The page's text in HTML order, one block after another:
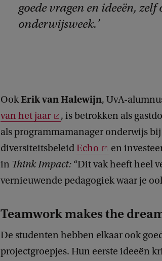
goede vragen en ideeën,
onderwijsweek.
OokErik van Halewijn, UvA-
van het jaar
, is betrokken als
als programmamanager onderwijs
diversiteitsbeleidEcho
en
in Think Impact: “Dit vak heeft heel
vernieuwende pedagogiek waar je
Teamwork makes the
De studenten hebben elkaar ook
projectgroepjes. Hun eerste ideeën